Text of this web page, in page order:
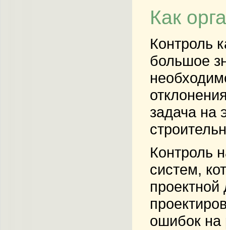
Как
Контроль
большое
задача на
Контроль
систем,
ошибок на